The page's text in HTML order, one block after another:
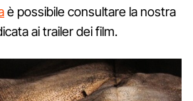
è possibile consultare la nostra
ai trailer dei film.